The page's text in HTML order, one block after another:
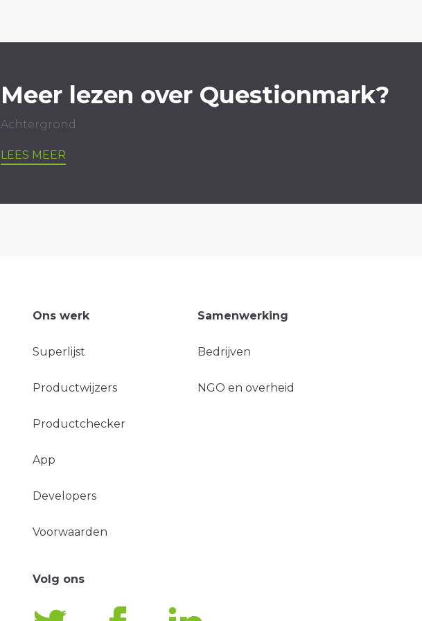
Meer lezen over Questionmark?
Achtergrond
LEES MEER
Ons werk
Superlijst
Productwijzers
Productchecker
App
Developers
Voorwaarden
Samenwerking
Bedrijven
NGO en overheid
Volg ons